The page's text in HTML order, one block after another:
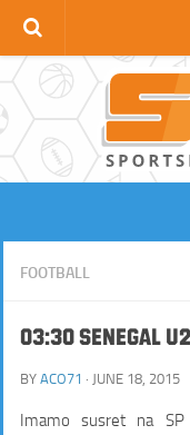
Football News
Premier League
La Liga
Serie A
Ligue 1
UCL
HORSE RACING
BOXING / MMA SITES
GOLF SITES
FOOTBALL
03:30 Senegal
BY ACO71 · JUNE 18, 2015
Imamo susret na